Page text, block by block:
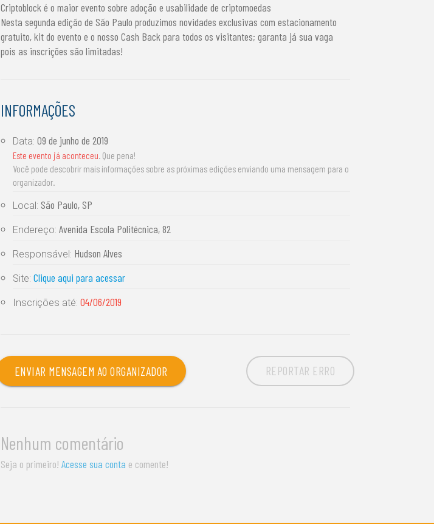
Criptoblock é o maior evento sobre adoção e usabilidade de criptomoedas
Nesta segunda edição de São Paulo produzimos novidades exclusivas com estacionamento
gratuito, kit do evento e o nosso Cash Back para todos os visitantes; garanta já sua vaga
pois as inscrições são limitadas!
INFORMAÇÕES
Data:09 de junho de 2019
Este evento já aconteceu. Que pena!
Você pode descobrir mais informações sobre as próximas edições enviando uma mensagem para o
organizador.
Local: São Paulo, SP
Endereço:Avenida Escola Politécnica, 82
Responsável: Hudson Alves
Site:Clique aqui para acessar
Inscrições até:04/06/2019
ENVIAR MENSAGEM AO ORGANIZADOR REPORTAR ERRO
Nenhum comentário
Seja o primeiro!Acesse sua conta e comente!